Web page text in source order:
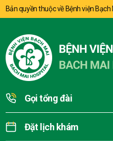
Bản quyền thuộc về Bệnh viện
Gọi tổng đài
Đặt lịch khám